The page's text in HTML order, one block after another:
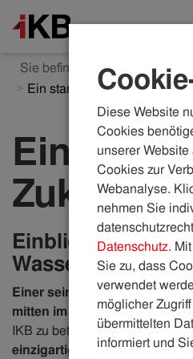
Sie befinden sich hier: ikb.at
​Ein starkes Stück Zukunft
Ein
Zukunft
Einblick in den
Wasser der IKB
Einer seiner Arbeitsplätze
mitten im Karwendelmassiv.
IKB zu betreuen ist nichts für
einzigartig“, sagt René . So
Diese Website
Cookies
unserer
Cookies zur
Webanalyse.
nehmen Sie
Datenschutz.
Sie zu, dass
verwendet
möglicher
übermittelten
informiert und